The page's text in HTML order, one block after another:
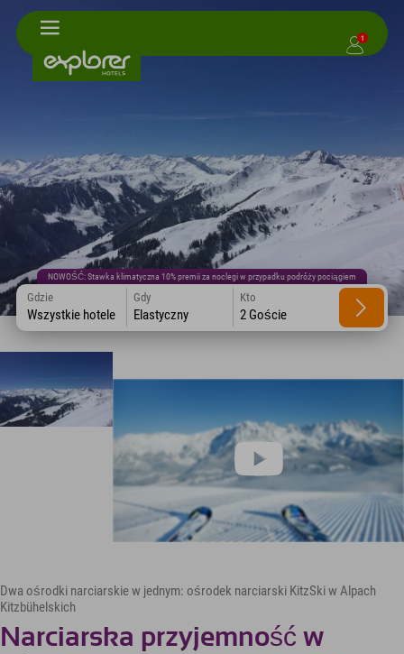
1
NOWOŚĆ: Stawka klimatyczna 10% premii za noclegi w przypadku podróży pociągiem
Gdzie
Wszystkie hotele
Gdy
Elastyczny
Kto
2 Goście
Dwa ośrodki narciarskie w jednym: ośrodek narciarski KitzSki w Alpach
Kitzbühelskich
Narciarska przyjemność w